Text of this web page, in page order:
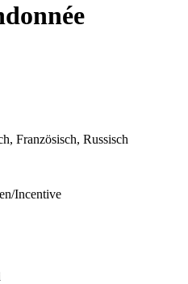
Französisch, Russisch
Incentive